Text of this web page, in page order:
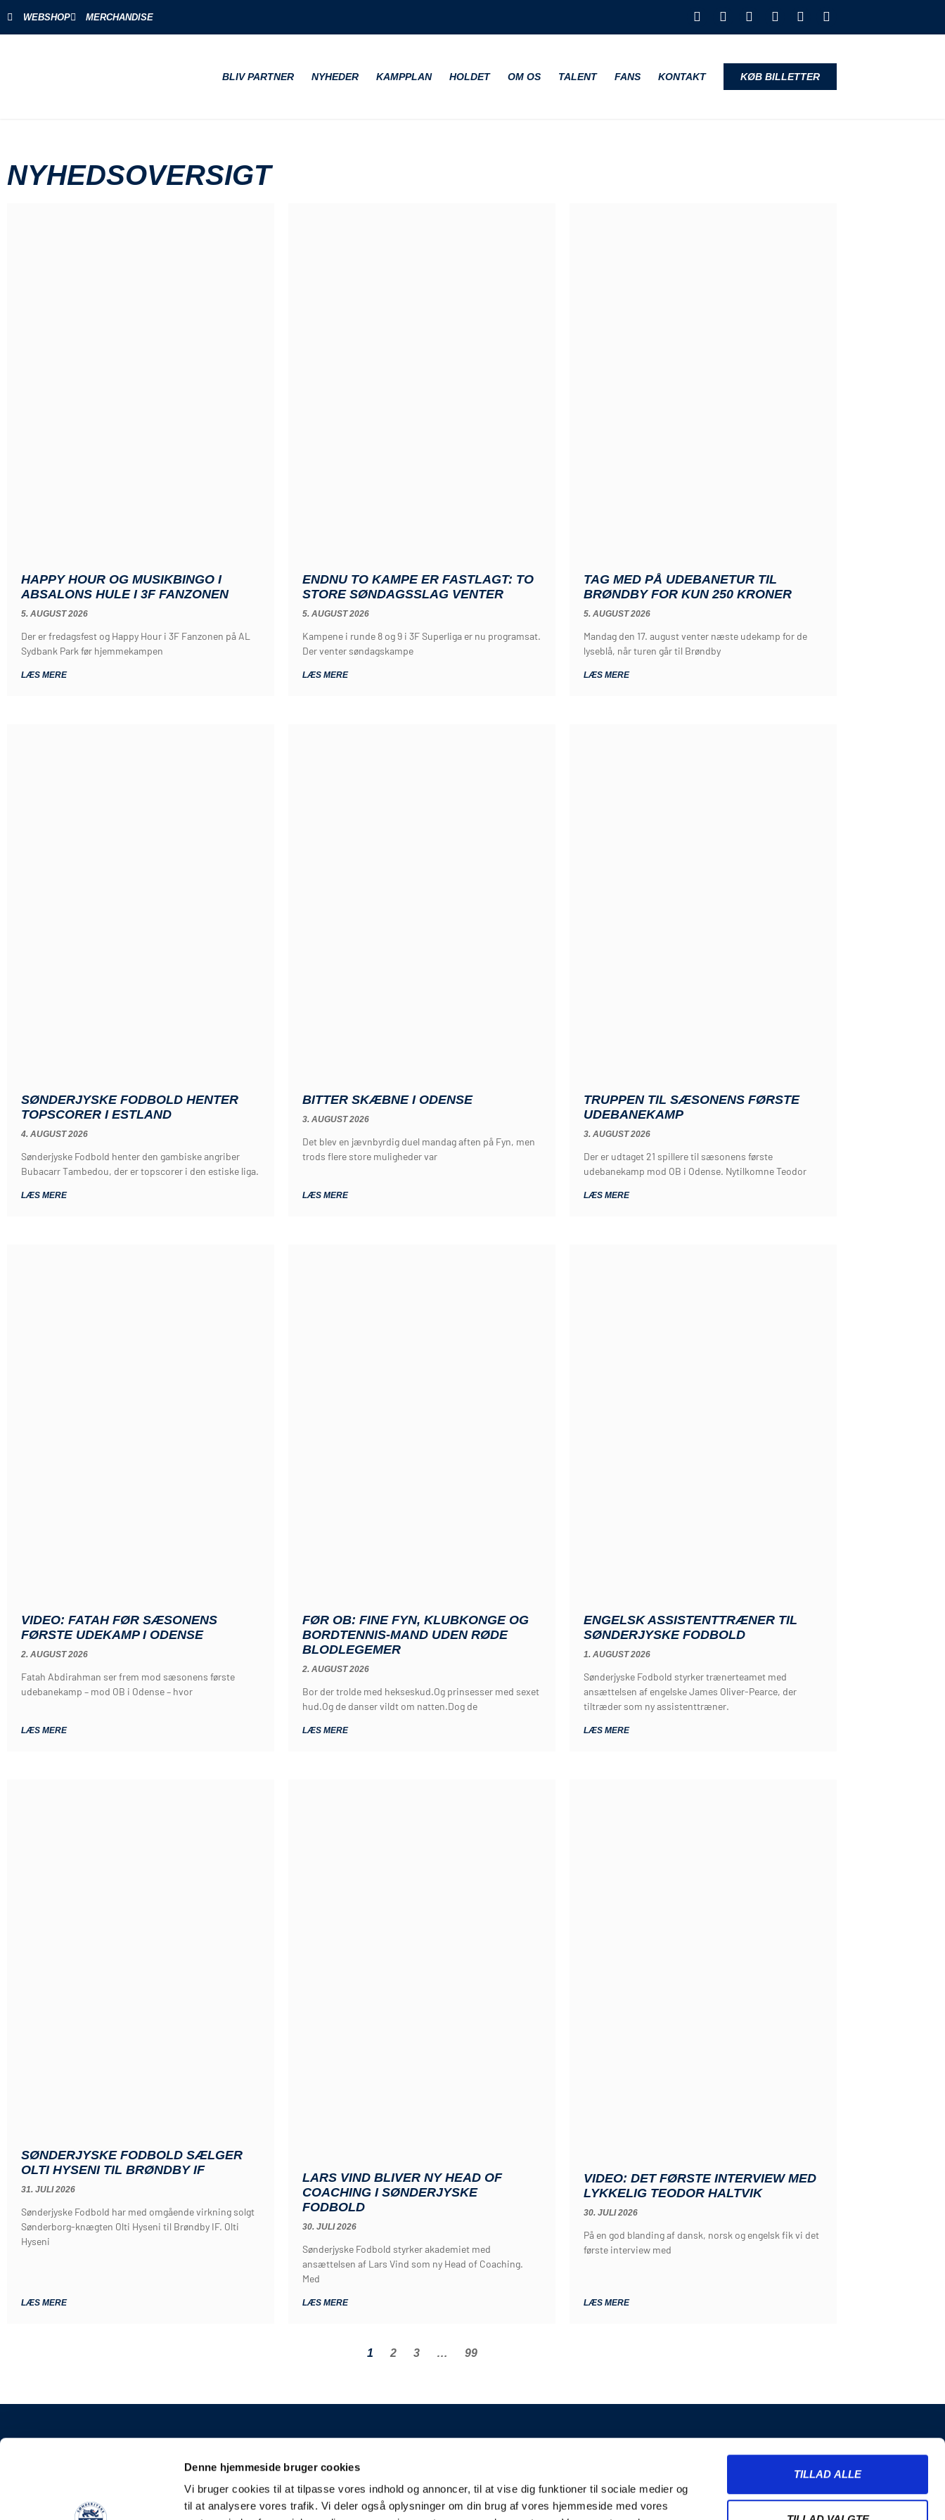
Denne hjemmeside bruger cookies
Vi bruger cookies til at tilpasse vores indhold og annoncer, til at vise dig funktioner til sociale medier og
til at analysere vores trafik. Vi deler også oplysninger om din brug af vores hjemmeside med vores
TILLAD ALLE
WEBSHOP MERCHANDISE
BLIV PARTNER NYHEDER KAMPPLAN HOLDET OM OS TALENT FANS KONTAKT KØB BILLETTER
NYHEDSOVERSIGT
HAPPY HOUR OG MUSIKBINGO I
ABSALONS HULE I 3F FANZONEN
5. AUGUST 2026
Der er fredagsfest og Happy Hour i 3F Fanzonen på AL
Sydbank Park før hjemmekampen
LÆS MERE
ENDNU TO KAMPE ER FASTLAGT: TO
STORE SØNDAGSSLAG VENTER
5. AUGUST 2026
Kampene i runde 8 og 9 i 3F Superliga er nu programsat.
Der venter søndagskampe
LÆS MERE
TAG MED PÅ UDEBANETUR TIL
BRØNDBY FOR KUN 250 KRONER
5. AUGUST 2026
Mandag den 17. august venter næste udekamp for de
lyseblå, når turen går til Brøndby
LÆS MERE
SØNDERJYSKE FODBOLD HENTER
TOPSCORER I ESTLAND
4. AUGUST 2026
Sønderjyske Fodbold henter den gambiske angriber
Bubacarr Tambedou, der er topscorer i den estiske liga.
LÆS MERE
BITTER SKÆBNE I ODENSE
3. AUGUST 2026
Det blev en jævnbyrdig duel mandag aften på Fyn, men
trods flere store muligheder var
LÆS MERE
TRUPPEN TIL SÆSONENS FØRSTE
UDEBANEKAMP
3. AUGUST 2026
Der er udtaget 21 spillere til sæsonens første
udebanekamp mod OB i Odense. Nytilkomne Teodor
LÆS MERE
VIDEO: FATAH FØR SÆSONENS
FØRSTE UDEKAMP I ODENSE
2. AUGUST 2026
Fatah Abdirahman ser frem mod sæsonens første
udebanekamp – mod OB i Odense – hvor
LÆS MERE
FØR OB: FINE FYN, KLUBKONGE OG
BORDTENNIS-MAND UDEN RØDE
BLODLEGEMER
2. AUGUST 2026
Bor der trolde med hekseskud.Og prinsesser med sexet
hud.Og de danser vildt om natten.Dog de
LÆS MERE
ENGELSK ASSISTENTTRÆNER TIL
SØNDERJYSKE FODBOLD
1. AUGUST 2026
Sønderjyske Fodbold styrker trænerteamet med
ansættelsen af engelske James Oliver-Pearce, der
tiltræder som ny assistenttræner.
LÆS MERE
SØNDERJYSKE FODBOLD SÆLGER
OLTI HYSENI TIL BRØNDBY IF
31. JULI 2026
Sønderjyske Fodbold har med omgående virkning solgt
Sønderborg-knægten Olti Hyseni til Brøndby IF. Olti
Hyseni
LÆS MERE
LARS VIND BLIVER NY HEAD OF
COACHING I SØNDERJYSKE
FODBOLD
30. JULI 2026
Sønderjyske Fodbold styrker akademiet med
ansættelsen af Lars Vind som ny Head of Coaching.
Med
LÆS MERE
VIDEO: DET FØRSTE INTERVIEW MED
LYKKELIG TEODOR HALTVIK
30. JULI 2026
På en god blanding af dansk, norsk og engelsk fik vi det
første interview med
LÆS MERE
1 2 3 … 99
Stadionvej 5, 6100 Haderslev
Kampplan
Bliv partner
INFORMATION
Merchandise